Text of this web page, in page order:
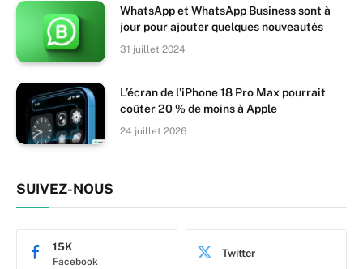
WhatsApp et WhatsApp Business sont à
jour pour ajouter quelques nouveautés
31 juillet 2024
L’écran de l’iPhone 18 Pro Max pourrait
coûter 20 % de moins à Apple
24 juillet 2026
SUIVEZ-NOUS
Facebook
15K Twitter